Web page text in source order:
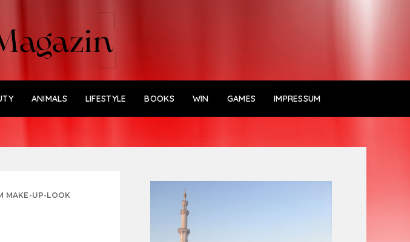
ANIMALS LIFESTYLE BOOKS WIN GAMES IMPRESSUM
MAKE-UP-LOOK